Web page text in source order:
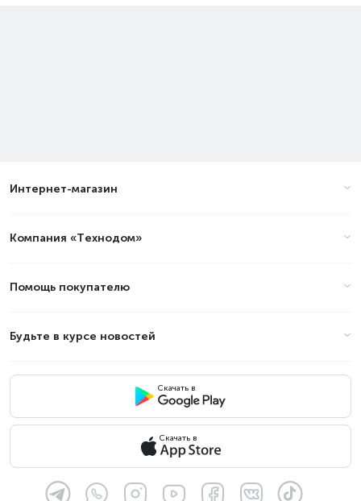
Интернет-магазин
Компания «Технодом»
Помощь покупателю
Будьте в курсе новостей
Скачать в
Скачать в